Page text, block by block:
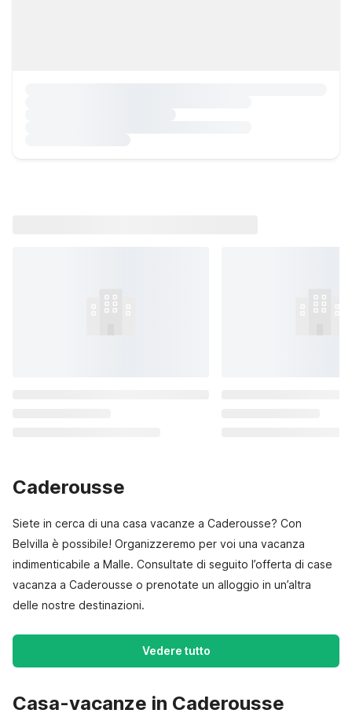
Caderousse
Siete in cerca di una casa vacanze a Caderousse? Con
Belvilla è possibile! Organizzeremo per voi una vacanza
indimenticabile a Malle. Consultate di seguito l’offerta di case
vacanza a Caderousse o prenotate un alloggio in un’altra
delle nostre destinazioni.
Vedere tutto
Casa-vacanze in Caderousse